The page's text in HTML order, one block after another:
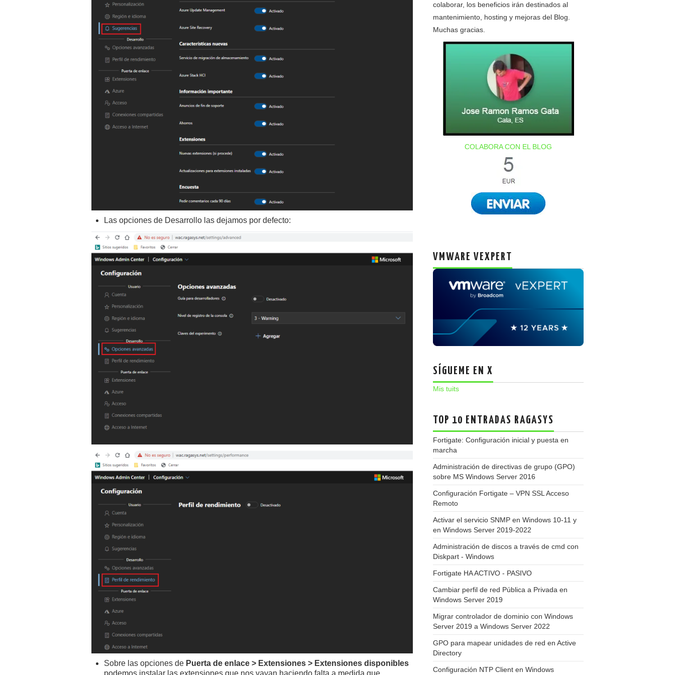
Las opciones de Desarrollo las dejamos por defecto:
Sobre las opciones de Puerta de enlace > Extensiones > Extensiones disponibles
colaborar, los beneficios irán destinados al
mantenimiento, hosting y mejoras del Blog.
Muchas gracias.
COLABORA CON EL BLOG
VMWARE VEXPERT
SÍGUEME EN X
Mis tuits
TOP 10 ENTRADAS RAGASYS
Fortigate: Configuración inicial y puesta en
marcha
Administración de directivas de grupo (GPO)
sobre MS Windows Server 2016
Configuración Fortigate – VPN SSL Acceso
Remoto
Activar el servicio SNMP en Windows 10-11 y
en Windows Server 2019-2022
Administración de discos a través de cmd con
Diskpart - Windows
Fortigate HA ACTIVO - PASIVO
Cambiar perfil de red Pública a Privada en
Windows Server 2019
Migrar controlador de dominio con Windows
Server 2019 a Windows Server 2022
GPO para mapear unidades de red en Active
Directory
Configuración NTP Client en Windows